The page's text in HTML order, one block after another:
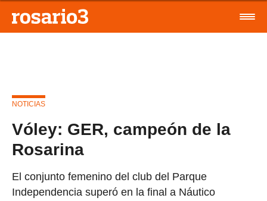
NOTICIAS
Vóley: GER, campeón de la
Rosarina
El conjunto femenino del club del Parque
Independencia superó en la final a Náutico